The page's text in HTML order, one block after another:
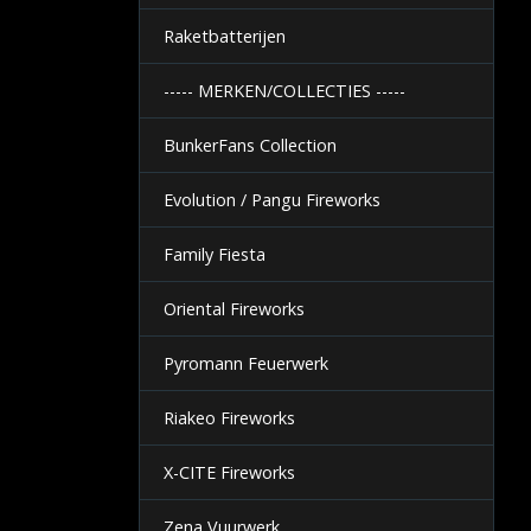
Raketbatterijen
----- MERKEN/COLLECTIES -----
BunkerFans Collection
Evolution / Pangu Fireworks
Family Fiesta
Oriental Fireworks
Pyromann Feuerwerk
Riakeo Fireworks
X-CITE Fireworks
Zena Vuurwerk